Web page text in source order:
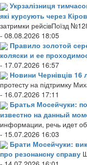
Укрзалізниця
які курсують через
затримки рейсівПоїзд
- 08.08.2026 18:05
Правило золотой
коляски и ее
- 17.07.2026 16:57
Новини Чернівців 16
протесту на підтримку
- 16.07.2026 17:11
Братья Мосейчуки:
известно на данный
информации, речь идет
- 15.07.2026 16:03
Брати Мосейчуки:
про резонансну справу